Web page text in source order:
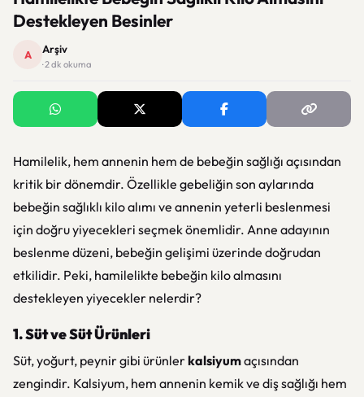
Destekleyen Besinler
A Arşiv
· 2 dk okuma
Hamilelik, hem annenin hem de bebeğin sağlığı açısından
kritik bir dönemdir. Özellikle gebeliğin son aylarında
bebeğin sağlıklı kilo alımı ve annenin yeterli beslenmesi
için doğru yiyecekleri seçmek önemlidir. Anne adayının
beslenme düzeni, bebeğin gelişimi üzerinde doğrudan
etkilidir. Peki, hamilelikte bebeğin kilo almasını
destekleyen yiyecekler nelerdir?
1. Süt ve Süt Ürünleri
Süt, yoğurt, peynir gibi ürünlerkalsiyumaçısından
zengindir. Kalsiyum, hem annenin kemik ve diş sağlığı hem